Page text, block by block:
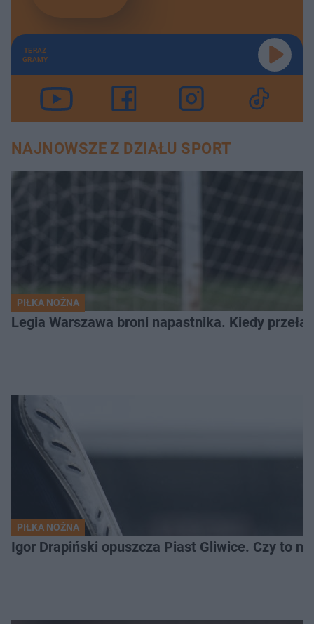
TERAZ
GRAMY
NAJNOWSZE Z DZIAŁU SPORT
PIŁKA NOŻNA
Legia Warszawa broni napastnika. Kiedy
PIŁKA NOŻNA
Igor Drapiński opuszcza Piast Gliwice. Czy to